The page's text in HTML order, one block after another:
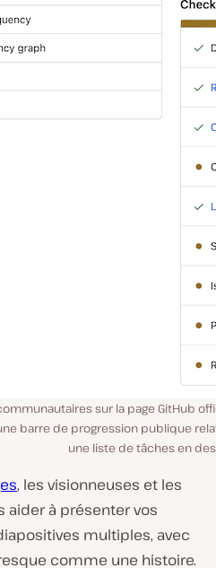
sur la page GitHub
barre de progression publique
une liste de tâches en
, les visionneuses et les
aider à présenter vos
multiples, avec
comme une histoire.